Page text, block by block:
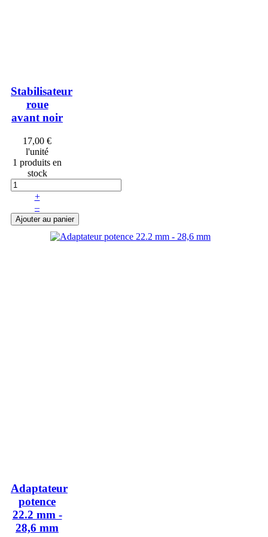
Stabilisateur
roue
avant noir
17,00 €
l'unité
1 produits en
stock
+
–
Adaptateur
potence
22.2 mm -
28,6 mm